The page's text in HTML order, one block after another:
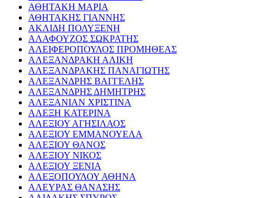
ΑΘΗΤΑΚΗ ΜΑΡΙΑ
ΑΘΗΤΑΚΗΣ ΓΙΑΝΝΗΣ
ΑΚΛΙΔΗ ΠΟΛΥΞΕΝΗ
ΑΛΑΦΟΥΖΟΣ ΣΩΚΡΑΤΗΣ
ΑΛΕΙΦΕΡΟΠΟΥΛΟΣ ΠΡΟΜΗΘΕΑΣ
ΑΛΕΞΑΝΔΡΑΚΗ ΑΛΙΚΗ
ΑΛΕΞΑΝΔΡΑΚΗΣ ΠΑΝΑΓΙΩΤΗΣ
ΑΛΕΞΑΝΔΡΗΣ ΒΑΓΓΕΛΗΣ
ΑΛΕΞΑΝΔΡΗΣ ΔΗΜΗΤΡΗΣ
ΑΛΕΞΑΝΙΑΝ ΧΡΙΣΤΙΝΑ
ΑΛΕΞΗ ΚΑΤΕΡΙΝΑ
ΑΛΕΞΙΟΥ ΑΓΗΣΙΛΑΟΣ
ΑΛΕΞΙΟΥ ΕΜΜΑΝΟΥΕΛΑ
ΑΛΕΞΙΟΥ ΘΑΝΟΣ
ΑΛΕΞΙΟΥ ΝΙΚΟΣ
ΑΛΕΞΙΟΥ ΞΕΝΙΑ
ΑΛΕΞΟΠΟΥΛΟΥ ΑΘΗΝΑ
ΑΛΕΥΡΑΣ ΘΑΝΑΣΗΣ